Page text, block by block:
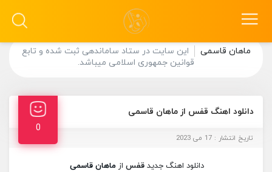
ماهان قاسمی
این سایت در ستاد ساماندهی ثبت شده و تابع
قوانین جمهوری اسلامی میباشد.
دانلود اهنگ قفس از ماهان قاسمی
0
تاریخ انتشار : 17 می 2023
دانلود اهنگ جدیدقفس ازماهان قاسمی